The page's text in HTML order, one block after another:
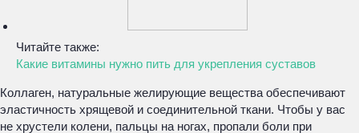
Читайте также:
Какие витамины нужно пить для укрепления суставов
Коллаген, натуральные желирующие вещества обеспечивают
эластичность хрящевой и соединительной ткани. Чтобы у вас
не хрустели колени, пальцы на ногах, пропали боли при